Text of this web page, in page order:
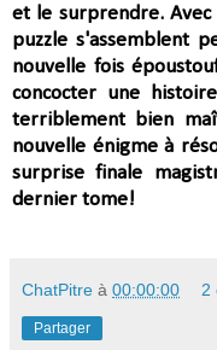
et le surprendre.Avec
puzzle s'assemblent
nouvelle fois
concocter une
terriblement bien
nouvelle énigme à
surprise finale
dernier tome!
ChatPitre à 00:00:00 2
Partager